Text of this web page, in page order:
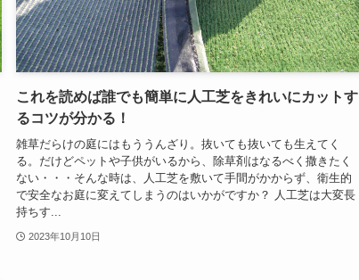
これを読めば誰でも簡単に人工芝をきれいにカットす
るコツが分かる！
雑草だらけの庭にはもううんざり。抜いても抜いても生えてく
る。だけどペットや子供がいるから、除草剤はなるべく撒きたく
ない・・・そんな時は、人工芝を敷いて手間がかからず、衛生的
で安全なお庭に変えてしまうのはいかがですか？ 人工芝は大変長
持ちす...
2023年10月10日